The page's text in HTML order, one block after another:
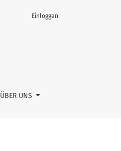
ÜBER UNS
Einloggen